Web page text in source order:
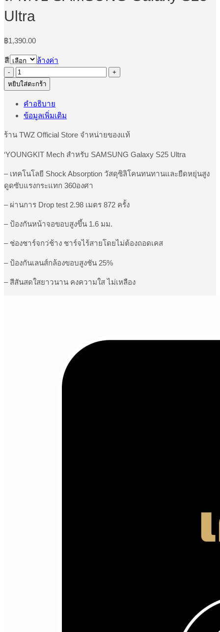
Ultra
฿1,390.00
สี
ล้างค่า
จำนวน
[ของ
Mech
เคส
กระแทก
เคส
ไร้
สาย
SAMSUNG
Galaxy
Ultra
หยิบใส่ตะกร้า
คำอธิบาย
ข้อมูลเพิ่มเติม
ร้าน TWZ Official Store จำหน่ายของแท้
‘YOUNGKIT Mech สำหรับ SAMSUNG Galaxy S25 Ultra
– เทคโนโลยี Shock Absorption วัสดุซิลิโคนทนทานและยืดหยุ่นสูง
ดูดซับแรงกระแทก 360องศา
– ผ่านการ Drop test 2.98 เมตร 872 ครั้ง
– ป้องกันหน้าจอขอบสูงขึ้น 1.6 มม.
– ช่องชาร์จกว่ช้าง ชาร์จไร้สายโดยไม่ต้องถอดเคส
– ป้องกันเลนส์กล้องขอบสูงชัน 25%
– สีสันสดใสยาวนาน คงความใส ไม่เหลือง